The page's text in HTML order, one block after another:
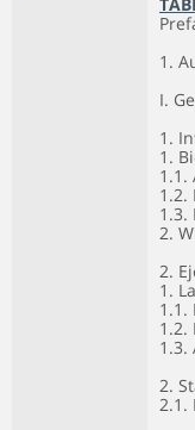
1.
I.
1.
1.
1.1.
1.2.
1.3.
2.
2.
1.
1.1.
1.2.
1.3.
2.
2.1.